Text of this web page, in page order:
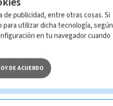
su reproducción no
publicidad, entre otras cosas. Si
utilizar dicha tecnología, según
en tu navegador cuando
DE ACUERDO